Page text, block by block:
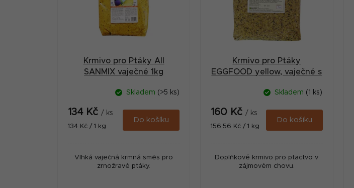
Krmivo pro Ptáky All
SANMIX vaječné 1kg
Skladem (>5 ks)
134 Kč / ks
Měrná
134 Kč / 1 kg
Do košíku
Vlhká vaječná krmná směs pro
zrnožravé ptáky.
Krmivo pro Ptáky
EGGFOOD yellow, vaječné s
Skladem (1 ks)
160 Kč/ ks
Měrná
156,56 Kč / 1 kg
Do košíku
Doplňkové krmivo pro ptactvo v
zájmovém chovu.